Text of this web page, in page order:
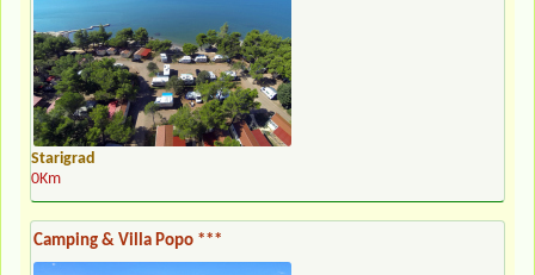
Starigrad
0Km
Camping & Villa Popo ***